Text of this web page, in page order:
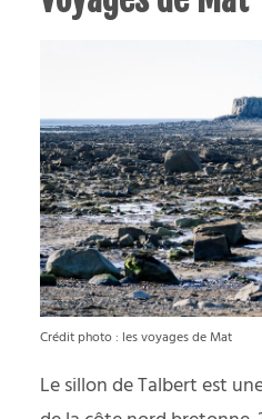
Crédit photo : les voyages de Mat
Le sillon de Talbert est